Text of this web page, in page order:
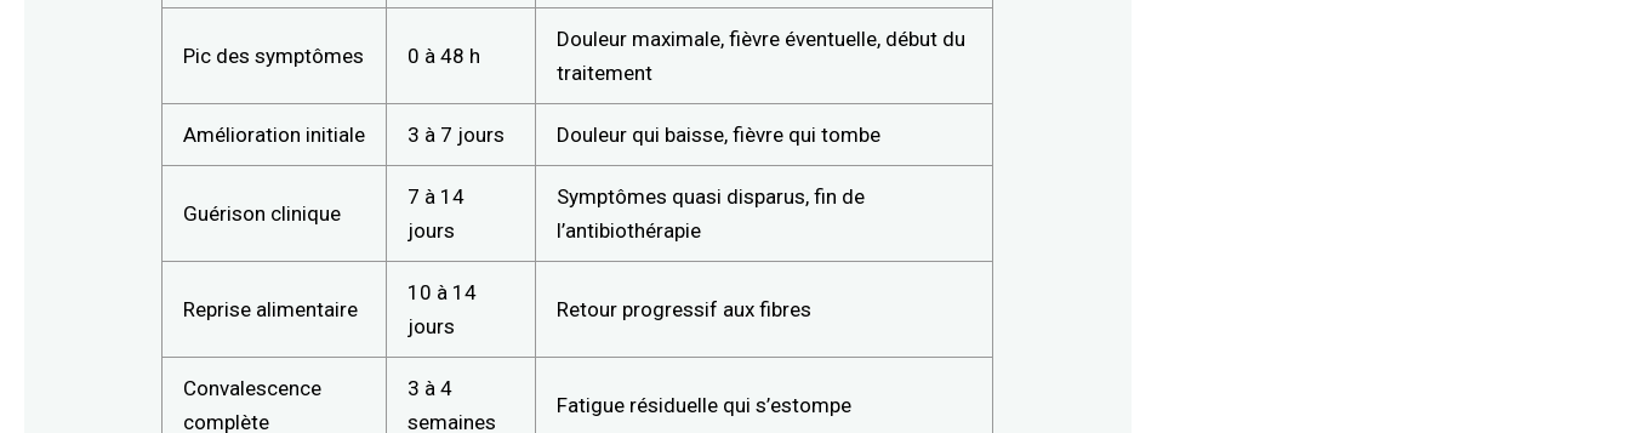
Pic des symptômes 0 à 48 h
Douleur maximale, fièvre éventuelle, début du
traitement
Amélioration initiale 3 à 7 jours Douleur qui baisse, fièvre qui tombe
Guérison clinique
7 à 14
jours
Symptômes quasi disparus, fin de
l’antibiothérapie
Reprise alimentaire
10 à 14
jours
Retour progressif aux fibres
Convalescence
complète
3 à 4
semaines
Fatigue résiduelle qui s’estompe